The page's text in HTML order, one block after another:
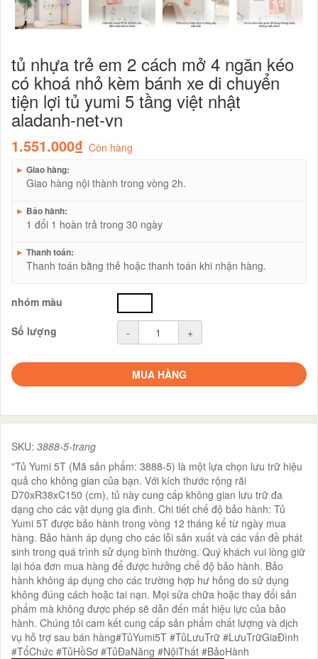
tủ nhựa trẻ em 2 cách mở 4 ngăn kéo
có khoá nhỏ kèm bánh xe di chuyển
tiện lợi tủ yumi 5 tầng việt nhật
aladanh-net-vn
1.551.000₫ Còn hàng
► Giao hàng:
Giao hàng nội thành trong vòng 2h.
► Bảo hành:
1 đổi 1 hoàn trả trong 30 ngày
► Thanh toán:
Thanh toán bằng thẻ hoặc thanh toán khi nhận hàng.
nhóm màu
Số lượng
- +
MUA HÀNG
SKU: 3888-5-trang
"Tủ Yumi 5T (Mã sản phẩm: 3888-5) là một lựa chọn lưu trữ hiệu
quả cho không gian của bạn. Với kích thước rộng rãi
D70xR38xC150 (cm), tủ này cung cấp không gian lưu trữ đa
dạng cho các vật dụng gia đình. Chi tiết chế độ bảo hành: Tủ
Yumi 5T được bảo hành trong vòng 12 tháng kể từ ngày mua
hàng. Bảo hành áp dụng cho các lỗi sản xuất và các vấn đề phát
sinh trong quá trình sử dụng bình thường. Quý khách vui lòng giữ
lại hóa đơn mua hàng để được hưởng chế độ bảo hành. Bảo
hành không áp dụng cho các trường hợp hư hỏng do sử dụng
không đúng cách hoặc tai nạn. Mọi sửa chữa hoặc thay đổi sản
phẩm mà không được phép sẽ dẫn đến mất hiệu lực của bảo
hành. Chúng tôi cam kết cung cấp sản phẩm chất lượng và dịch
vụ hỗ trợ sau bán hàng#TủYumi5T #TủLưuTrữ #LưuTrữGiaĐình
#TổChức #TủHồSơ #TủĐaNăng #NộiThất #BảoHành